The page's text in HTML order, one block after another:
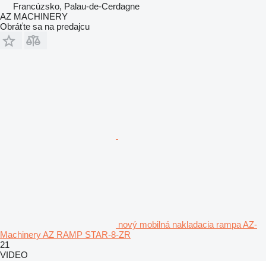
Francúzsko, Palau-de-Cerdagne
AZ MACHINERY
Obráťte sa na predajcu
nový mobilná nakladacia rampa AZ-
Machinery AZ RAMP STAR-8-ZR
21
VIDEO